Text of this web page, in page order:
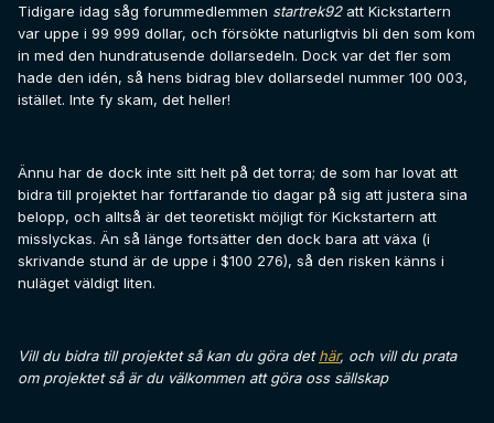
Tidigare idag såg forummedlemmen startrek92att Kickstartern
var uppe i 99 999 dollar, och försökte naturligtvis bli den som kom
in med den hundratusende dollarsedeln. Dock var det fler som
hade den idén, så hens bidrag blev dollarsedel nummer 100 003,
istället. Inte fy skam, det heller!
Ännu har de dock inte sitt helt på det torra; de som har lovat att
bidra till projektet har fortfarande tio dagar på sig att justera sina
belopp, och alltså är det teoretiskt möjligt för Kickstartern att
misslyckas. Än så länge fortsätter den dock bara att växa (i
skrivande stund är de uppe i $100 276), så den risken känns i
nuläget väldigt liten.
Vill du bidra till projektet så kan du göra dethär, och vill du prata
om projektet så är du välkommen att göra oss sällskap